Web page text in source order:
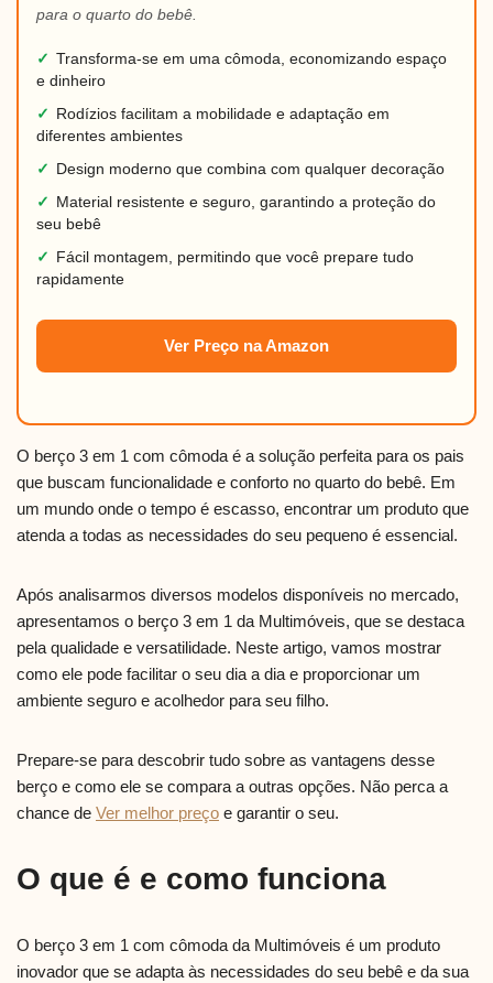
para o quarto do bebê.
✓ Transforma-se em uma cômoda, economizando espaço
e dinheiro
✓
Rodízios facilitam a mobilidade e adaptação em
diferentes ambientes
✓
Design moderno que combina com qualquer decoração
✓
Material resistente e seguro, garantindo a proteção do
seu bebê
✓
Fácil montagem, permitindo que você prepare tudo
rapidamente
Ver Preço na Amazon
O berço 3 em 1 com cômoda é a solução perfeita para os pais
que buscam funcionalidade e conforto no quarto do bebê. Em
um mundo onde o tempo é escasso, encontrar um produto que
atenda a todas as necessidades do seu pequeno é essencial.
Após analisarmos diversos modelos disponíveis no mercado,
apresentamos o berço 3 em 1 da Multimóveis, que se destaca
pela qualidade e versatilidade. Neste artigo, vamos mostrar
como ele pode facilitar o seu dia a dia e proporcionar um
ambiente seguro e acolhedor para seu filho.
Prepare-se para descobrir tudo sobre as vantagens desse
berço e como ele se compara a outras opções. Não perca a
chance de Ver melhor preço e garantir o seu.
O que é e como funciona
O berço 3 em 1 com cômoda da Multimóveis é um produto
inovador que se adapta às necessidades do seu bebê e da sua